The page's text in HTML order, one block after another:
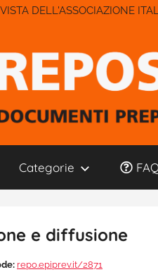
DELL'ASSOCIAZIONE
Categorie
e diffusione
repo.epiprev.it/2871